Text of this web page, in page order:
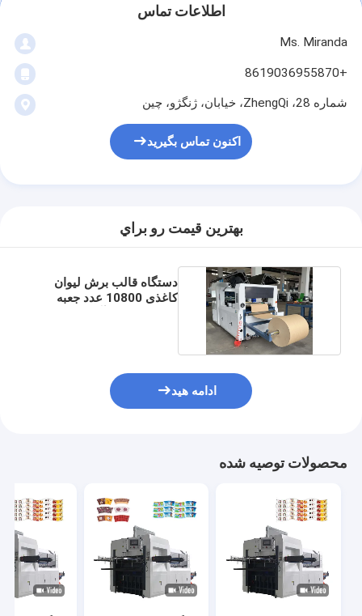
اطلاعات تماس
Ms. Miranda
+8619036955870
شماره 28، ZhengQi، خیابان، ژنگژو، چین
اکنون تماس بگیرید
بهترين قيمت رو براي
دستگاه قالب برش لیوان
کاغذی 10800 عدد جعبه
ادامه هید
محصولات توصیه شده